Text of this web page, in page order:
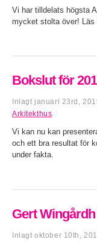
Vi har tilldelats högsta
mycket stolta över! Läs
Bokslut för
Inlagt januari 23rd,
Arkitekthus
Vi kan nu kan
och ett bra resultat för
under fakta.
Gert
Inlagtoktober 10th,